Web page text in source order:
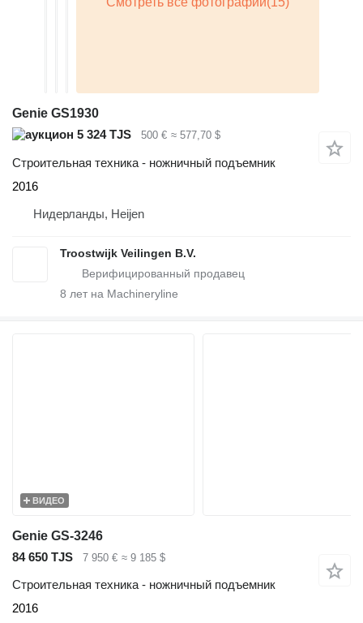
Genie GS1930
5 324 TJS
500 € ≈ 577,70 $
Строительная техника - ножничный подъемник
2016
Нидерланды, Heijen
Troostwijk Veilingen B.V.
8 лет на Machineryline
ВИДЕО
Genie GS-3246
84 650 TJS
7 950 € ≈ 9 185 $
Строительная техника - ножничный подъемник
2016